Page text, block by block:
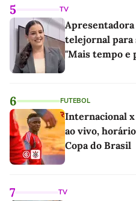
5 TV
Apresentadora
telejornal para
"Mais tempo e
6 FUTEBOL
Internacional
ao vivo,
Copa do Brasil
7 TV